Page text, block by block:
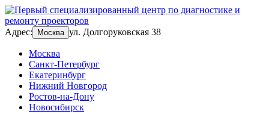
Адрес: Москва ул. Долгоруковская 38
Москва
Санкт-Петербург
Екатеринбург
Нижний Новгород
Ростов-на-Дону
Новосибирск